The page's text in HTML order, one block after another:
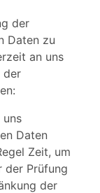
der
Daten zu
an uns
der
uns
Daten
Zeit, um
der Prüfung
der